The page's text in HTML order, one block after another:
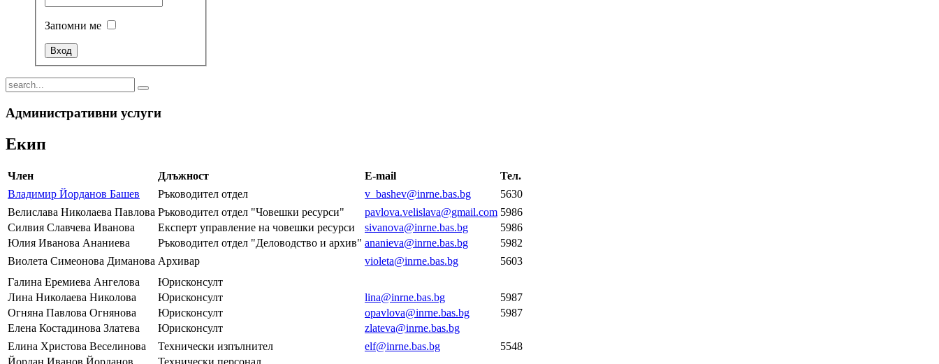
Запомни ме
Административни услуги
Екип
Член Длъжност E-mail
Тел.
Владимир Йорданов Башев
Ръководител отдел v_bashev@inrne.bas.bg
5630
Велислава Николаева Павлова Ръководител отдел "Човешки ресурси" pavlova.velislava@gmail.com 5986
Силвия Славчева Иванова
Експерт управление на човешки ресурси sivanova@inrne.bas.bg
5986
Юлия Иванова Ананиева
Ръководител отдел "Деловодство и архив" ananieva@inrne.bas.bg
5982
Виолета Симеонова Диманова Архивар violeta@inrne.bas.bg
5603
Галина Еремиева Ангелова
Юрисконсулт
Лина Николаева Николова
Юрисконсулт lina@inrne.bas.bg
5987
Огняна Павлова Огнянова
Юрисконсулт opavlova@inrne.bas.bg
5987
Елена Костадинова Златева
Юрисконсулт
zlateva@inrne.bas.bg
Елина Христова Веселинова
Технически изпълнител elf@inrne.bas.bg
5548
Йордан Иванов Йорданов
Технически персонал